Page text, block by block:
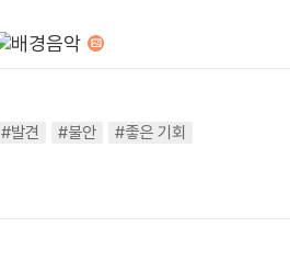
#발견 #불안
#좋은 기회